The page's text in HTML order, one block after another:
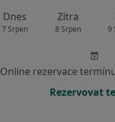
Dnes
7 Srpen
Zítra
8 Srpen 9
Online rezervace
Rezervovat